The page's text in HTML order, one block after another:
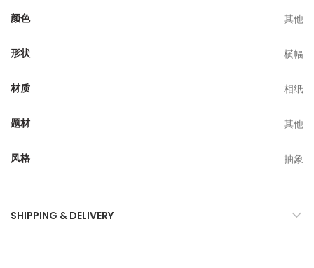
颜色 其他
形状 横幅
材质 相纸
题材 其他
风格 抽象
SHIPPING & DELIVERY